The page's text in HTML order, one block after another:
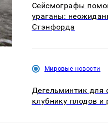
Сейсмографы
ураганы:
Стэнфорда
Мировые новости
Дегельминтик для
клубнику плодов и